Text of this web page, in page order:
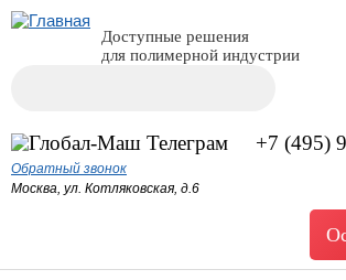
Доступные решения
для полимерной индустрии
+7 (495)
Обратный звонок
Москва, ул. Котляковская, д.6